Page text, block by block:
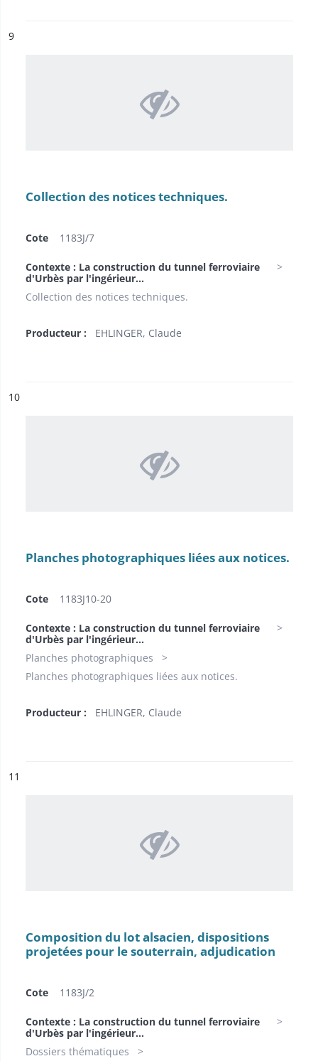
n°
9
Collection des notices techniques.
Cote 1183J/7
Contexte : La construction du tunnel ferroviaire
d'Urbès par l'ingérieur...
Collection des notices techniques.
Producteur : EHLINGER, Claude
n°
10
Planches photographiques liées aux notices.
Cote 1183J10-20
Contexte : La construction du tunnel ferroviaire
d'Urbès par l'ingérieur...
Planches photographiques
Planches photographiques liées aux notices.
Producteur : EHLINGER, Claude
n°
11
Composition du lot alsacien, dispositions
projetées pour le souterrain, adjudication
Cote 1183J/2
Contexte : La construction du tunnel ferroviaire
d'Urbès par l'ingérieur...
Dossiers thématiques